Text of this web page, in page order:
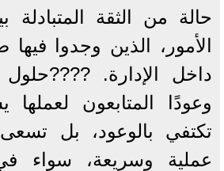
حالة من الثقة المتبادلة
الأمور، الذين وجدوا فيها
داخل الإدارة.
وعودًا المتابعون لعملها
تكتفي بالوعود، بل
عملية وسريعة، سواء